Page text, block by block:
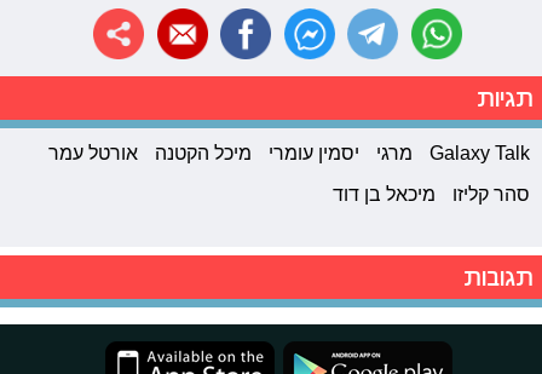
תגיות
Galaxy Talk מרגי יסמין עומרי מיכל הקטנה
אורטל עמר
סהר קליזו
מיכאל בן דוד
תגובות